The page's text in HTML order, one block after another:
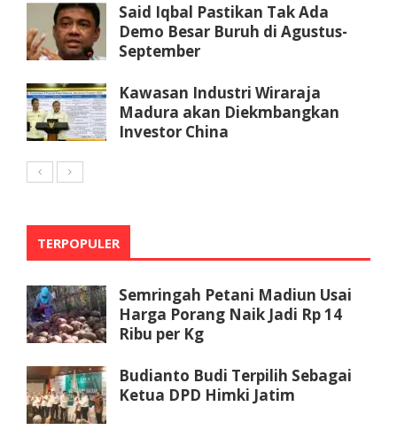
Said Iqbal Pastikan Tak Ada
Demo Besar Buruh di Agustus-
September
Kawasan Industri Wiraraja
Madura akan Diekmbangkan
Investor China
TERPOPULER
Semringah Petani Madiun Usai
Harga Porang Naik Jadi Rp 14
Ribu per Kg
Budianto Budi Terpilih Sebagai
Ketua DPD Himki Jatim